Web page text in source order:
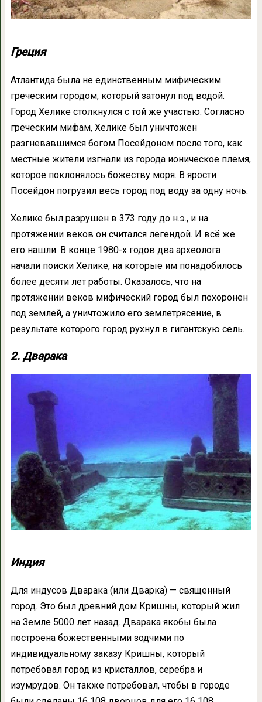
Греция
Атлантида была не единственным мифическим
греческим городом, который затонул под водой.
Город Хелике столкнулся с той же участью. Согласно
греческим мифам, Хелике был уничтожен
разгневавшимся богом Посейдоном после того, как
местные жители изгнали из города ионическое племя,
которое поклонялось божеству моря. В ярости
Посейдон погрузил весь город под воду за одну ночь.
Хелике был разрушен в 373 году до н.э., и на
протяжении веков он считался легендой. И всё же
его нашли. В конце 1980-х годов два археолога
начали поиски Хелике, на которые им понадобилось
более десяти лет работы. Оказалось, что на
протяжении веков мифический город был похоронен
под землей, а уничтожило его землетрясение, в
результате которого город рухнул в гигантскую сель.
2. Дварака
Индия
Для индусов Дварака (или Дварка) — священный
город. Это был древний дом Кришны, который жил
на Земле 5000 лет назад. Дварака якобы была
построена божественными зодчими по
индивидуальному заказу Кришны, который
потребовал город из кристаллов, серебра и
изумрудов. Он также потребовал, чтобы в городе